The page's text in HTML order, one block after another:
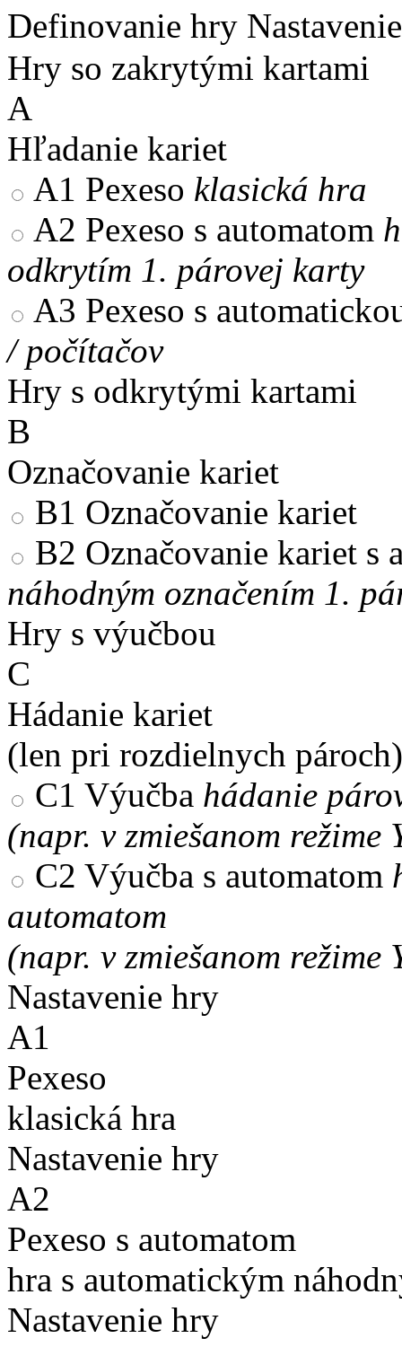
Definovanie hry
Hry so zakrytými kartami
A
Hľadanie kariet
A1 Pexeso klasická hra
A2 Pexeso s automatom
odkrytím 1. párovej karty
A3 Pexeso s
/ počítačov
Hry s odkrytými kartami
B
Označovanie kariet
B1 Označovanie kariet
B2 Označovanie kariet s
náhodným označením 1.
Hry s výučbou
C
Hádanie kariet
(len pri rozdielnych pároch)
C1 Výučba hádanie
(napr. v zmiešanom režime
C2 Výučba s automatom
automatom
(napr. v zmiešanom režime
Nastavenie hry
A1
Pexeso
klasická hra
Nastavenie hry
A2
Pexeso s automatom
hra s automatickým
Nastavenie hry